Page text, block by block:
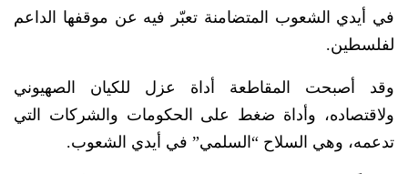
في أيدي الشعوب المتضامنة تعبّر فيه عن موقفها الداعم
لفلسطين.
وقد أصبحت المقاطعة أداة عزل للكيان الصهيوني
ولاقتصاده، وأداة ضغط على الحكومات والشركات التي
تدعمه، وهي السلاح “السلمي” في أيدي الشعوب.